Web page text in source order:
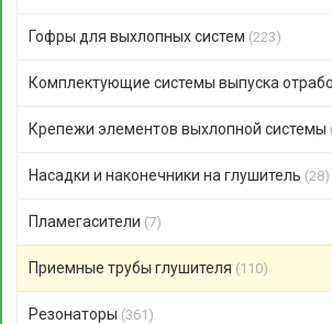
Гофры для выхлопных систем (223)
Комплектующие системы выпуска
Крепежи элементов выхлопной системы
Насадки и наконечники на глушитель (28)
Пламегасители (7)
Приемные трубы глушителя (110)
Резонаторы (361)